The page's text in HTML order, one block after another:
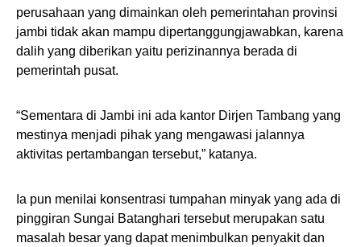
perusahaan yang dimainkan oleh pemerintahan provinsi
jambi tidak akan mampu dipertanggungjawabkan, karena
dalih yang diberikan yaitu perizinannya berada di
pemerintah pusat.
“Sementara di Jambi ini ada kantor Dirjen Tambang yang
mestinya menjadi pihak yang mengawasi jalannya
aktivitas pertambangan tersebut,” katanya.
Ia pun menilai konsentrasi tumpahan minyak yang ada di
pinggiran Sungai Batanghari tersebut merupakan satu
masalah besar yang dapat menimbulkan penyakit dan